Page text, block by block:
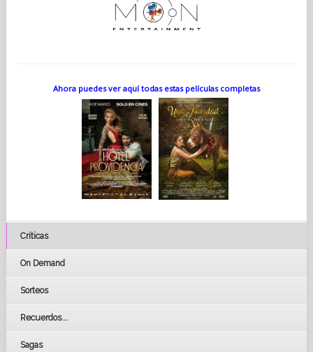
Ahora puedes ver aquí todas estas películas completas
Críticas
On Demand
Sorteos
Recuerdos...
Sagas